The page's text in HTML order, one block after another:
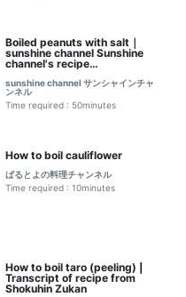
Boiled peanuts with salt｜
sunshine channel Sunshine
channel's recipe
sunshine channel サンシャインチャ
ンネル
Time required : 50minutes
How to boil cauliflower
ぱるとよの料理チャンネル
Time required : 10minutes
How to boil taro (peeling) |
Transcript of recipe from
Shokuhin Zukan